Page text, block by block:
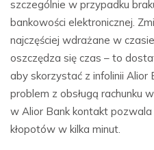
szczególnie w przypadku
bankowości elektronicznej.
najczęściej wdrażane w
oszczędza się czas – to
aby skorzystać z infolinii Alior
problem z obsługą rachunku
w Alior Bank kontakt
kłopotów w kilka minut.